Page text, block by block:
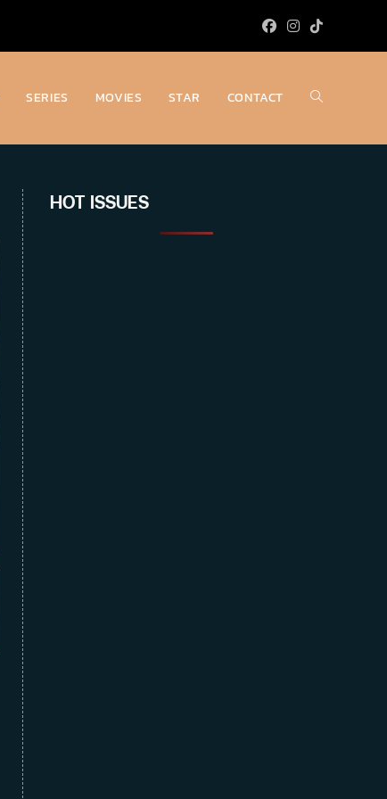
SERIES MOVIES STAR CONTACT Toggle
HOT ISSUES